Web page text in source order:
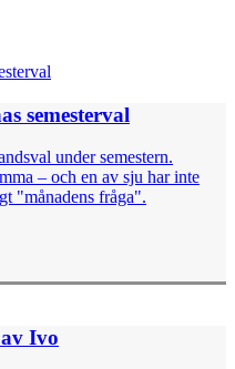
semesterval
under semestern.
– och en av sju har inte
"månadens fråga".
Ivo